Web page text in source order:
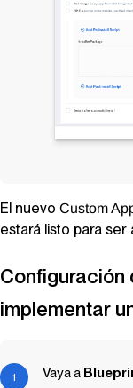
El nuevo Custom
estará listo para ser
Configuración
implementar
Vaya a